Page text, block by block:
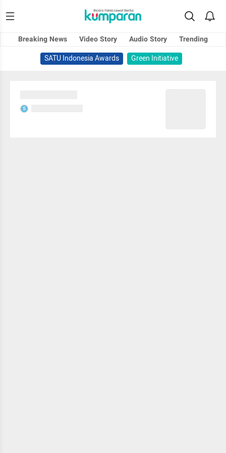
Breaking News Video Story Audio Story
Trending
SATU Indonesia Awards
Green Initiative
S